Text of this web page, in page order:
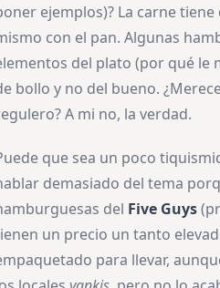
ejemplos)? La carne
con el pan. Algunas
del plato (por qué le
bollo y no del bueno.
A mi no, la verdad.
que sea un poco
demasiado del tema
del Five Guys
un precio un tanto
para llevar,